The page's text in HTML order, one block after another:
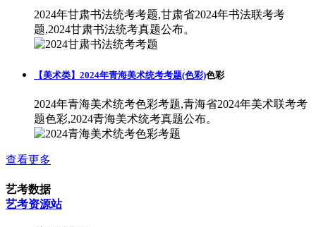
2024年甘肃书法统考考题,甘肃省2024年书法联考考
题,2024甘肃书法统考真题公布。
【美术类】2024年青海美术统考考题(色彩)色彩
2024年青海美术统考色彩考题,青海省2024年美术联考考
题色彩,2024青海美术统考真题公布。
查看更多
艺考数据
艺考资源站